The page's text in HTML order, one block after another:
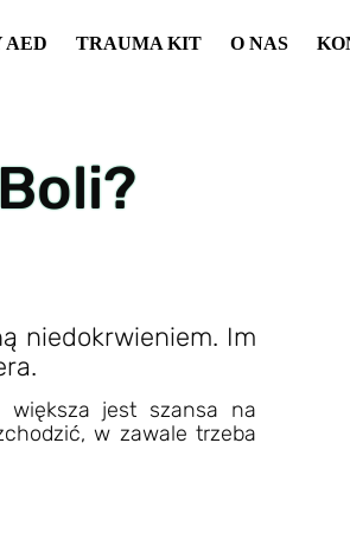
AED TRAUMA KIT O NAS
niedokrwieniem. Im
większa jest szansa na
w zawale trzeba